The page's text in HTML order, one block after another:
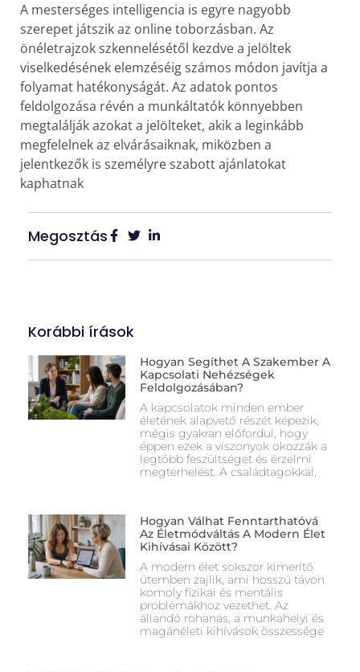
A mesterséges intelligencia is egyre nagyobb
szerepet játszik az online toborzásban. Az
önéletrajzok szkennelésétől kezdve a jelöltek
viselkedésének elemzéséig számos módon javítja a
folyamat hatékonyságát. Az adatok pontos
feldolgozása révén a munkáltatók könnyebben
megtalálják azokat a jelölteket, akik a leginkább
megfelelnek az elvárásaiknak, miközben a
jelentkezők is személyre szabott ajánlatokat
kaphatnak
Megosztás
Korábbi írások
Hogyan Segíthet A Szakember A
Kapcsolati Nehézségek
Feldolgozásában?
A kapcsolatok minden ember
életének alapvető részét képezik,
mégis gyakran előfordul, hogy
éppen ezek a viszonyok okozzák a
legtöbb feszültséget és érzelmi
megterhelést. A családtagokkal,
Hogyan Válhat Fenntarthatóvá
Az Életmódváltás A Modern Élet
Kihívásai Között?
A modern élet sokszor kimerítő
ütemben zajlik, ami hosszú távon
komoly fizikai és mentális
problémákhoz vezethet. Az
állandó rohanás, a munkahelyi és
magánéleti kihívások összessége